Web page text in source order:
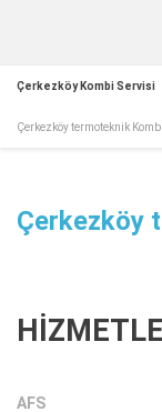
Çerkezköy Kombi Servisi
Çerkezköy termoteknik
Çerkezköy
AFS